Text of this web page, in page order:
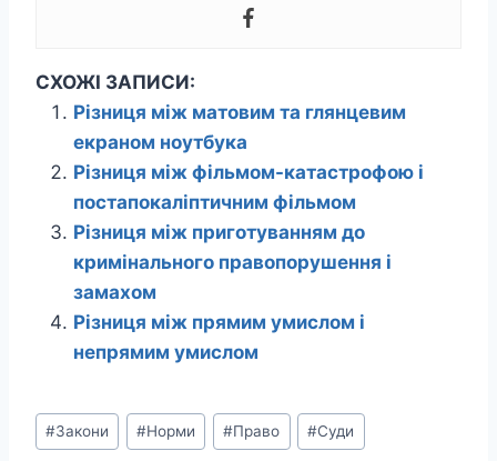
СХОЖІ ЗАПИСИ:
Різниця між матовим та глянцевим
екраном ноутбука
Різниця між фільмом-катастрофою і
постапокаліптичним фільмом
Різниця між приготуванням до
кримінального правопорушення і
замахом
Різниця між прямим умислом і
непрямим умислом
Позначки
запису:
#Закони #Норми #Право #Суди